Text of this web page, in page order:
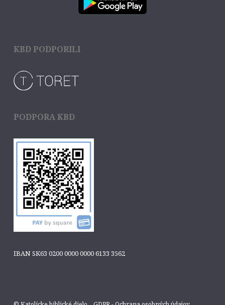
KBD PODPORILI
PODPORA KBD
IBAN SK63 0200 0000 0000 6133 3562